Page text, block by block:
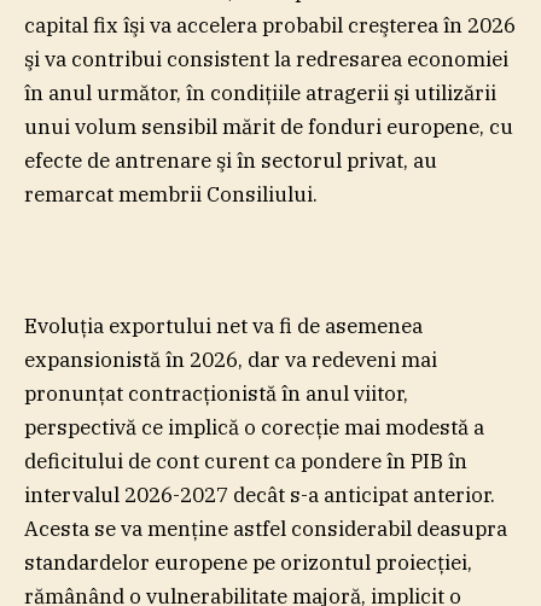
capital fix îşi va accelera probabil creşterea în 2026
şi va contribui consistent la redresarea economiei
în anul următor, în condiţiile atragerii şi utilizării
unui volum sensibil mărit de fonduri europene, cu
efecte de antrenare şi în sectorul privat, au
remarcat membrii Consiliului.
Evoluţia exportului net va fi de asemenea
expansionistă în 2026, dar va redeveni mai
pronunţat contracţionistă în anul viitor,
perspectivă ce implică o corecţie mai modestă a
deficitului de cont curent ca pondere în PIB în
intervalul 2026-2027 decât s-a anticipat anterior.
Acesta se va menţine astfel considerabil deasupra
standardelor europene pe orizontul proiecţiei,
rămânând o vulnerabilitate majoră, implicit o